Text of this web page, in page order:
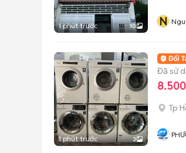
1 phút trước 10 N
1 phút trước 3
Đã sử
Tp